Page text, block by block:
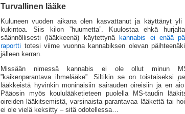
Turvallinen lääke
Kuluneen vuoden aikana olen kasvattanut ja käyttänyt yli
kukintoa. Siis kilon ”huumetta”. Kuulostaa ehkä
säännöllisesti (lääkkeenä) käytettynä
kannabis ei enää
raportti totesi viime vuonna kannabiksen olevan
jälleen kerran.
Missään nimessä kannabis ei ole ollut minun
”kaikenparantava ihmelääke”. Siltikin se on toistaiseksi
lääkkeistä hyvinkin moninaisiin sairauden oireisiin ja en
Pääosin myös koululääketieteen puolella MS-taudin
oireiden lääkitsemistä, varsinaista parantavaa lääkettä tai
ei ole vielä keksitty – sitä odotellessa…